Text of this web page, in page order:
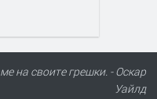
на своите грешки. - Оскар
Уайлд